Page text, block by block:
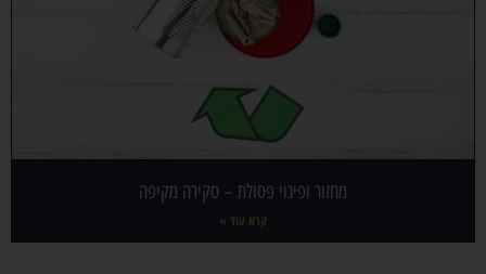
מחזור ופינוי פסולת – סקירה מקיפה
קרא עוד »